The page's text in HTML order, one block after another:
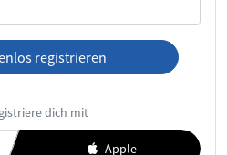
registrieren
dich mit
Apple